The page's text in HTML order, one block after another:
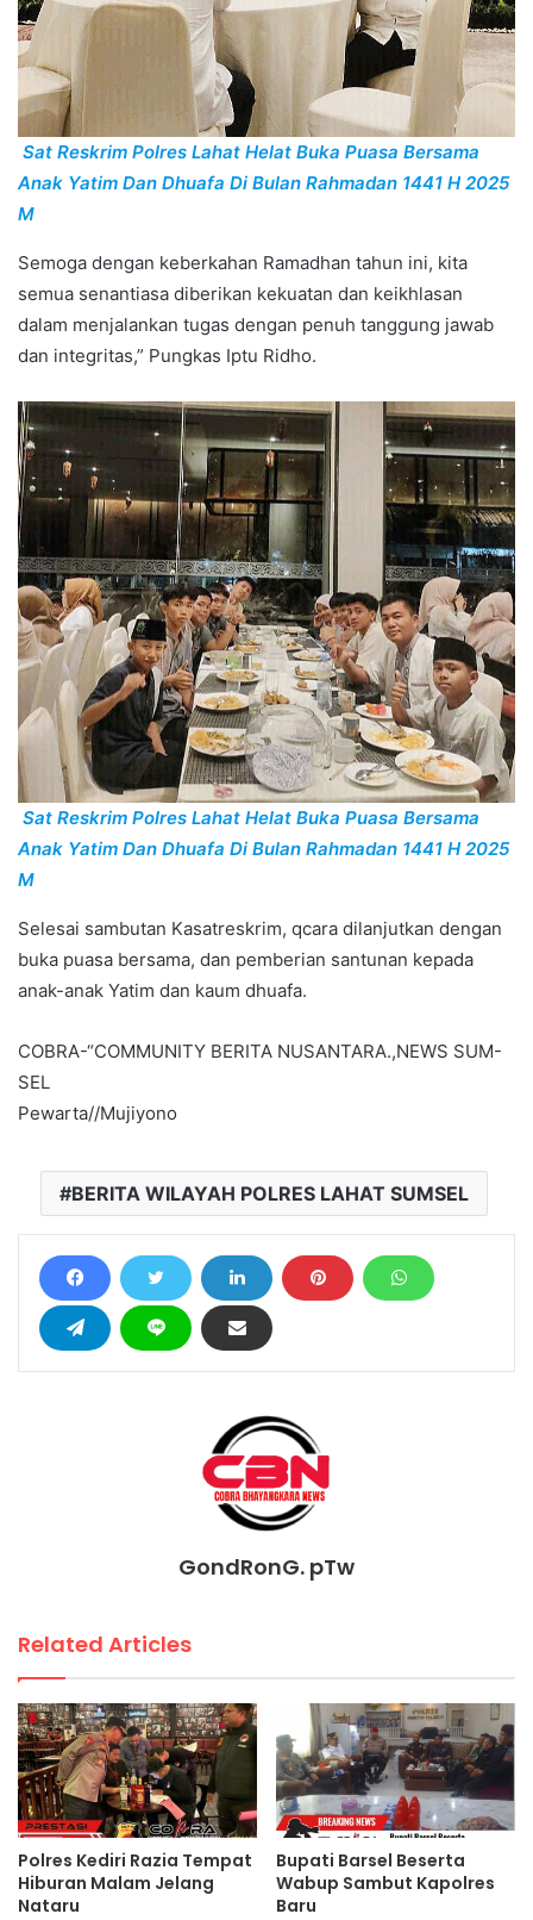
Sat Reskrim Polres Lahat Helat Buka Puasa Bersama
Anak Yatim Dan Dhuafa Di Bulan Rahmadan 1441 H 2025
M
Semoga dengan keberkahan Ramadhan tahun ini, kita
semua senantiasa diberikan kekuatan dan keikhlasan
dalam menjalankan tugas dengan penuh tanggung jawab
dan integritas,” Pungkas Iptu Ridho.
Sat Reskrim Polres Lahat Helat Buka Puasa Bersama
Anak Yatim Dan Dhuafa Di Bulan Rahmadan 1441 H 2025
M
Selesai sambutan Kasatreskrim, qcara dilanjutkan dengan
buka puasa bersama, dan pemberian santunan kepada
anak-anak Yatim dan kaum dhuafa.
COBRA-“COMMUNITY BERITA NUSANTARA.,NEWS SUM-
SEL
Pewarta//Mujiyono
BERITA WILAYAH POLRES LAHAT SUMSEL
GondRonG. pTw
Related Articles
Polres Kediri Razia Tempat
Hiburan Malam Jelang
Nataru
Bupati Barsel Beserta
Wabup Sambut Kapolres
Baru